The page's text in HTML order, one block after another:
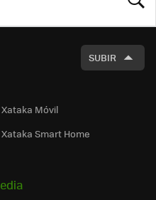
SUBIR
Xataka Móvil
Xataka Smart Home